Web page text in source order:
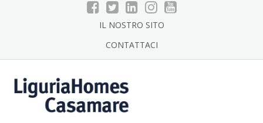
IL NOSTRO SITO
CONTATTACI